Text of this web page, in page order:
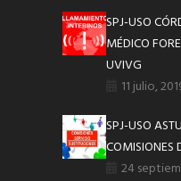
SPJ-USO
MÉDICO
UVIVG
11 julio,
SPJ-USO
COMISIONES
24